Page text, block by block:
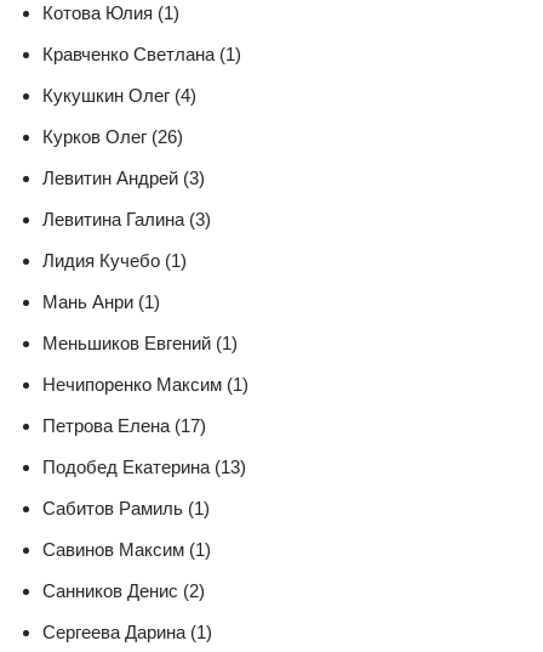
Котова Юлия (1)
Кравченко Светлана (1)
Кукушкин Олег (4)
Курков Олег (26)
Левитин Андрей (3)
Левитина Галина (3)
Лидия Кучебо (1)
Мань Анри (1)
Меньшиков Евгений (1)
Нечипоренко Максим (1)
Петрова Елена (17)
Подобед Екатерина (13)
Сабитов Рамиль (1)
Савинов Максим (1)
Санников Денис (2)
Сергеева Дарина (1)